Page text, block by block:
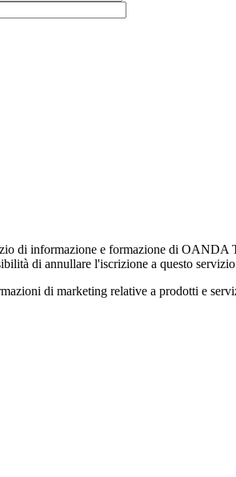
di informazione e formazione di OANDA
di annullare l'iscrizione a questo
di marketing relative a prodotti e